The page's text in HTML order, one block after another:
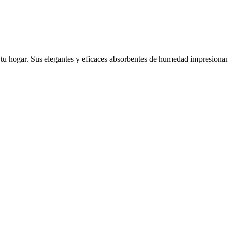
Sus elegantes y eficaces absorbentes de humedad